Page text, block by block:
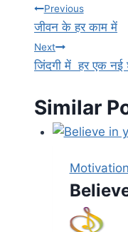
Post
navigation
Previous
जीवन के हर काम में
Next
जिंदगी में हर एक
Similar